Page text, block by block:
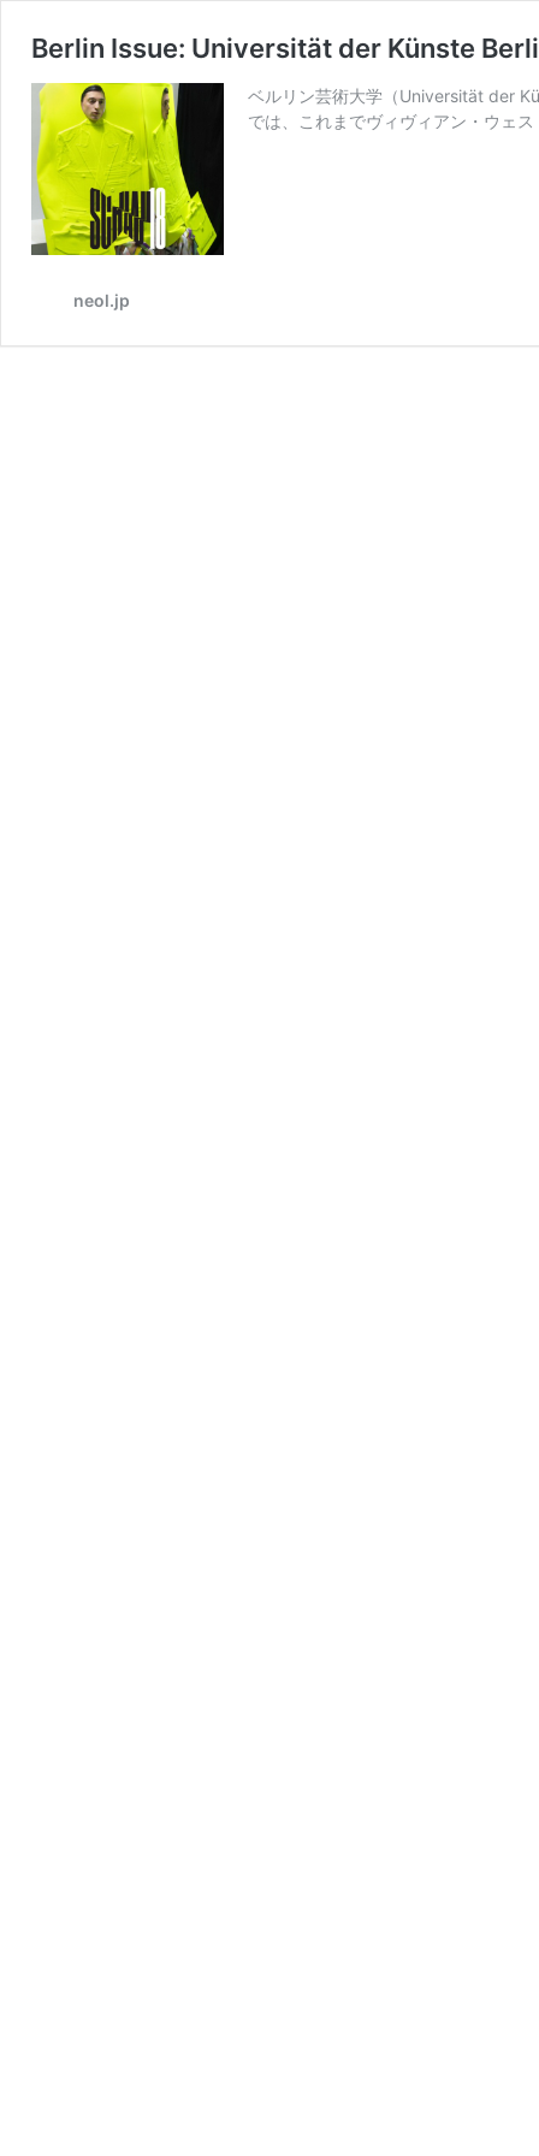
Berlin Issue: Universität der Künste
ベルリン芸術大学（Universität der
では、これまでヴィヴィアン・ウェ
neol.jp